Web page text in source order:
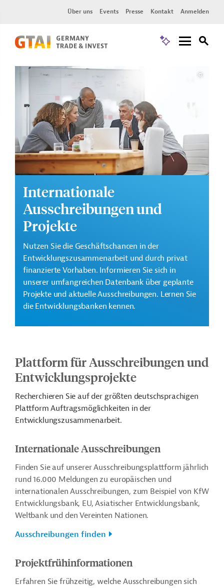
Über uns Events Presse Kontakt Anmelden
Internationale
Ausschreibungen und
Projekte
Nutzen Sie die Geschäftschancen in der
Entwicklungszusammenarbeit und durch privat
finanzierte Vorhaben. Informieren Sie sich in
unserer umfangreichen Datenbank über geplante
Projekte und aktuelle Ausschreibungen. Lernen Sie
die Entwicklungsbanken kennen.
Plattform für Ausschreibungen und
Entwicklungsprojekte
Recherchieren Sie auf der größten deutschsprachigen
Plattform Auftragsmöglichkeiten in der
Entwicklungszusammenarbeit.
Internationale Ausschreibungen
Finden Sie auf unserer Ausschreibungsplattform jährlich
rund 16.000 Meldungen zu europäischen und
internationalen Ausschreibungen, zum Beispiel von KfW
Entwicklungsbank, EU, Asiatischer Entwicklungsbank,
Weltbank und den Vereinten Nationen.
Ausschreibungen finden
Projektfrühinformationen
Erfahren Sie frühzeitig, welche Ausschreibungen sich